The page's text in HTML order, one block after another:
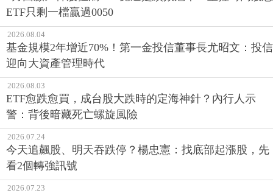
ETF只剩一檔贏過0050
2026.08.04
基金規模2年增近70%！第一金投信董事長尤昭文：投信
迎向大資產管理時代
2026.08.03
ETF愈跌愈買，成台股大跌時的定海神針？內行人示
警：背後暗藏死亡螺旋風險
2026.07.24
今天追飆股、明天吞跌停？楊忠憲：找底部起漲股，先
看2個轉強訊號
2026.07.23